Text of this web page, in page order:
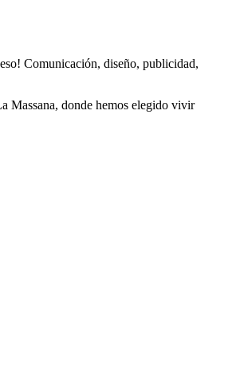
Comunicación, diseño, publicidad,
Massana, donde hemos elegido vivir